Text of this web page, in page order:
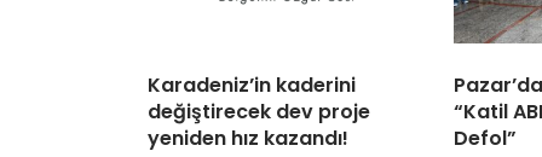
Karadeniz’in kaderini
değiştirecek dev proje
yeniden hız kazandı!
“Katil
Defol”